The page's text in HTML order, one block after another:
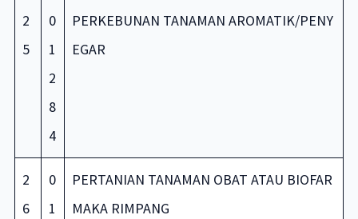
2
5
0
1
2
8
4
PERKEBUNAN TANAMAN AROMATIK/PENY
EGAR
2
6
0
1
PERTANIAN TANAMAN OBAT ATAU BIOFAR
MAKA RIMPANG